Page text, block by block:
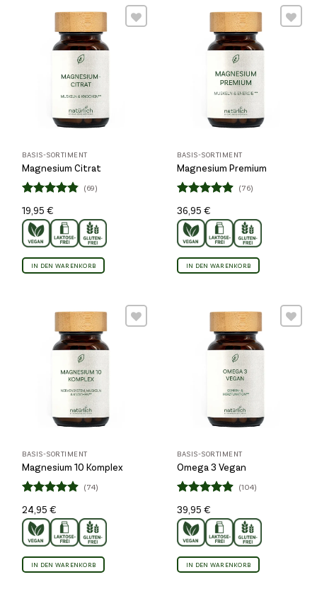
Wunschliste
BASIS-SORTIMENT
Magnesium Citrat
mit4.81
von 5
(69)
19,95€
IN DEN WARENKORB
Wunschliste
BASIS-SORTIMENT
Magnesium Premium
mit4.89
von 5
(76)
36,95€
IN DEN WARENKORB
Wunschliste
BASIS-SORTIMENT
Magnesium 10 Komplex
mit4.85
von 5
(74)
24,95€
IN DEN WARENKORB
Wunschliste
BASIS-SORTIMENT
Omega 3 Vegan
mit4.86
von 5
(104)
39,95€
IN DEN WARENKORB